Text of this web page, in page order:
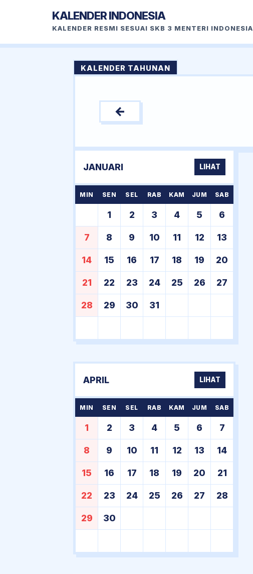
KALENDER INDONESIA
KALENDER RESMI SESUAI SKB 3 MENTERI INDONESIA
KALENDER TAHUNAN
←
JANUARI LIHAT
MIN SEN SEL RAB KAM JUM SAB
1 2 3 4 5 6
7 8 9 10 11 12 13
14 15 16 17 18 19 20
21 22 23 24 25 26 27
28 29 30 31
APRIL LIHAT
MIN SEN SEL RAB KAM JUM SAB
1 2 3 4 5 6 7
8 9 10 11 12 13 14
15 16 17 18 19 20 21
22 23 24 25 26 27 28
29 30